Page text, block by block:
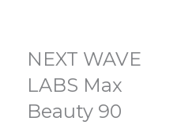
NEXT WAVE
LABS Max
Beauty 90